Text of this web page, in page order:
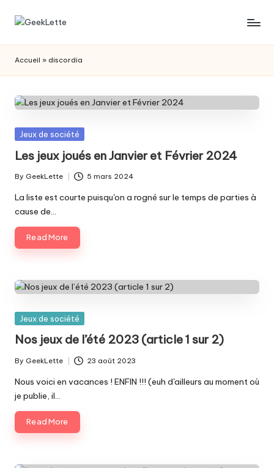
Skip
G
e
e
k
L
e
t
t
e
les
de
société
Accueil » discordia
Posted
Jeux de société
Les jeux joués en Janvier et Février 2024
Posted
by
By GeekLette 5 mars 2024
La liste est courte puisqu'on a rogné sur le temps de parties à
cause de…
Read More
Posted
Jeux de société
Nos jeux de l’été 2023 (article 1 sur 2)
Posted
by
By GeekLette 23 août 2023
Nous voici en vacances ! ENFIN !!! (euh d'ailleurs au moment où
je publie, il…
Read More